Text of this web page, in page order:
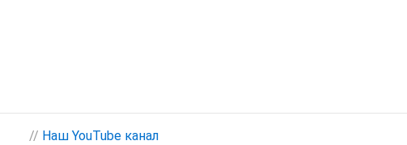
// Наш YouTube канал